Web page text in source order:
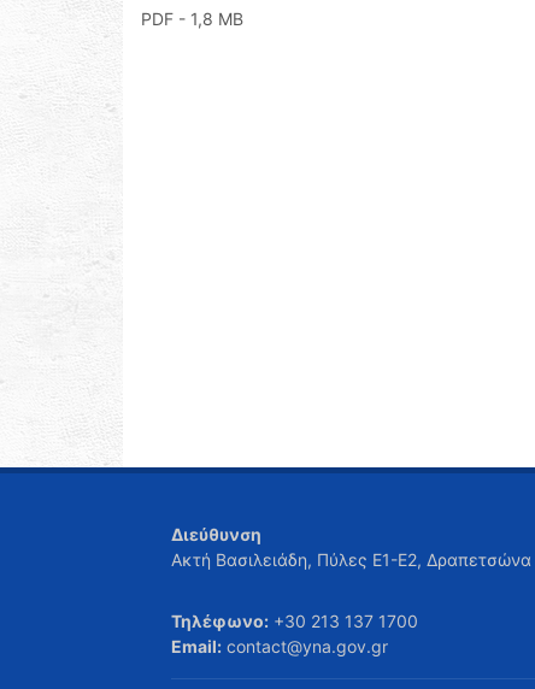
PDF - 1,8 MB
Διεύθυνση
Ακτή Βασιλειάδη, Πύλες Ε1-Ε2, Δραπετσώνα
Τηλέφωνο: +30 213 137 1700
Email: contact@yna.gov.gr